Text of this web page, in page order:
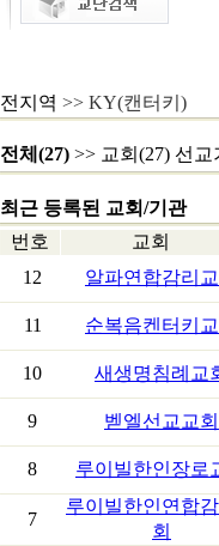
전지역 >> KY(캔터키)
전체(27) >> 교회(27) 선교
최근 등록된 교회/기관
번호
교회
12
알파연합감리교
11 순복음켄터키교
10 새생명침례교
9 벧엘선교교회
8 루이빌한인장로
7
루이빌한인연합
회